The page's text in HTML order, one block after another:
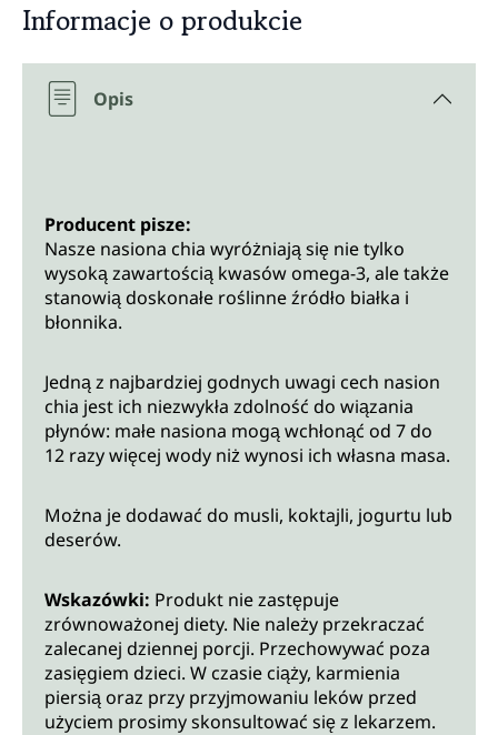
Informacje o produkcie
Opis
Producent pisze:
Nasze nasiona chia wyróżniają się nie tylko
wysoką zawartością kwasów omega-3, ale także
stanowią doskonałe roślinne źródło białka i
błonnika.
Jedną z najbardziej godnych uwagi cech nasion
chia jest ich niezwykła zdolność do wiązania
płynów: małe nasiona mogą wchłonąć od 7 do
12 razy więcej wody niż wynosi ich własna masa.
Można je dodawać do musli, koktajli, jogurtu lub
deserów.
Wskazówki: Produkt nie zastępuje
zrównoważonej diety. Nie należy przekraczać
zalecanej dziennej porcji. Przechowywać poza
zasięgiem dzieci. W czasie ciąży, karmienia
piersią oraz przy przyjmowaniu leków przed
użyciem prosimy skonsultować się z lekarzem.